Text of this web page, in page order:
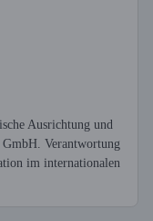
Ausrichtung und
Verantwortung
im internationalen